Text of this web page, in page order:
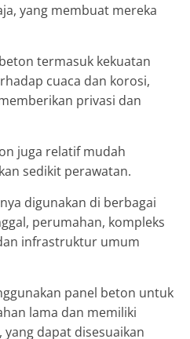
yang membuat mereka
termasuk kekuatan
cuaca dan korosi,
privasi dan
juga relatif mudah
sedikit perawatan.
digunakan di berbagai
perumahan, kompleks
infrastruktur umum
panel beton untuk
lama dan memiliki
dapat disesuaikan